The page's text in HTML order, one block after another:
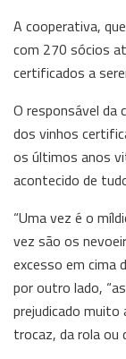
A cooperativa,
com 270 sócios
certificados a
O responsável da
dos vinhos
os últimos anos
acontecido de
“Uma vez é o
vez são os
excesso em cima
por outro lado,
prejudicado muito
trocaz, da rola ou